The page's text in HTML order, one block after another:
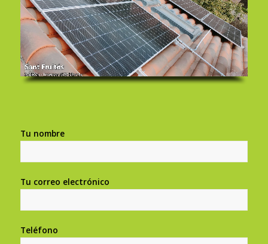
Tu nombre
Tu correo electrónico
Teléfono